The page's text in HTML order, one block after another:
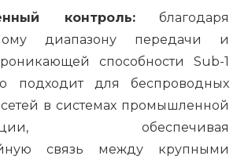
контроль:благодаря
диапазону передачи и
способности Sub-1
подходит для беспроводных
в системах промышленной
обеспечивая
связь между крупными